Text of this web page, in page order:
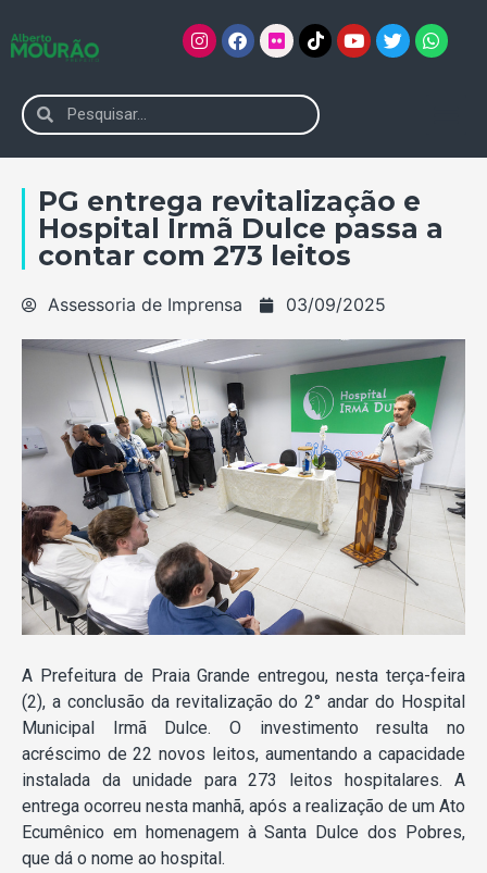
PG entrega revitalização e
Hospital Irmã Dulce passa a
contar com 273 leitos
Assessoria de Imprensa 03/09/2025
A Prefeitura de Praia Grande entregou, nesta terça-feira
(2), a conclusão da revitalização do 2° andar do Hospital
Municipal Irmã Dulce. O investimento resulta no
acréscimo de 22 novos leitos, aumentando a capacidade
instalada da unidade para 273 leitos hospitalares. A
entrega ocorreu nesta manhã, após a realização de um Ato
Ecumênico em homenagem à Santa Dulce dos Pobres,
que dá o nome ao hospital.